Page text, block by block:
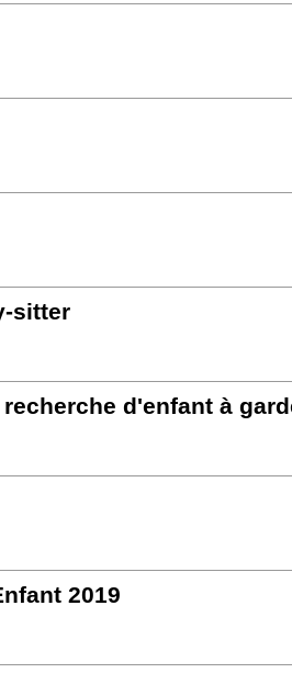
sitter
d'enfant à
2019